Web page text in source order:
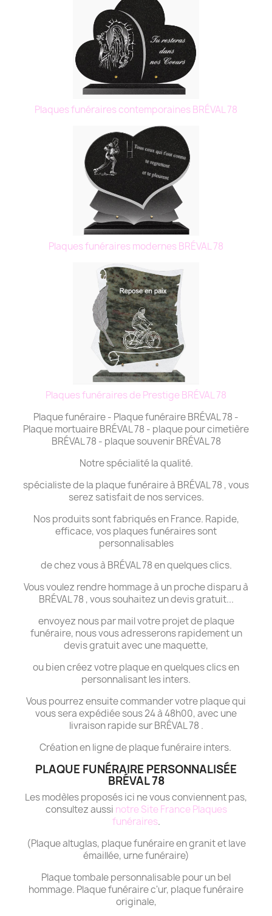
Plaques funéraires contemporaines BRÉVAL 78
Plaques funéraires modernes BRÉVAL 78
Plaques funéraires de Prestige BRÉVAL 78
Plaque funéraire - Plaque funéraire BRÉVAL 78 -
Plaque mortuaire BRÉVAL 78 - plaque pour cimetière
BRÉVAL 78 - plaque souvenir BRÉVAL 78
Notre spécialité la qualité.
spécialiste de la plaque funéraire à BRÉVAL 78 , vous
serez satisfait de nos services.
Nos produits sont fabriqués en France. Rapide,
efficace, vos plaques funéraires sont
personnalisables
de chez vous à BRÉVAL 78 en quelques clics.
Vous voulez rendre hommage à un proche disparu à
BRÉVAL 78 , vous souhaitez un devis gratuit...
envoyez nous par mail votre projet de plaque
funéraire, nous vous adresserons rapidement un
devis gratuit avec une maquette,
ou bien créez votre plaque en quelques clics en
personnalisant les inters.
Vous pourrez ensuite commander votre plaque qui
vous sera expédiée sous 24 à 48h00, avec une
livraison rapide sur BRÉVAL 78 .
Création en ligne de plaque funéraire inters.
PLAQUE FUNÉRAIRE PERSONNALISÉE
BRÉVAL 78
Les modèles proposés ici ne vous conviennent pas,
consultez aussi notre Site France Plaques
funéraires.
(Plaque altuglas, plaque funéraire en granit et lave
émaillée, urne funéraire)
Plaque tombale personnalisable pour un bel
hommage. Plaque funéraire c'ur, plaque funéraire
originale,